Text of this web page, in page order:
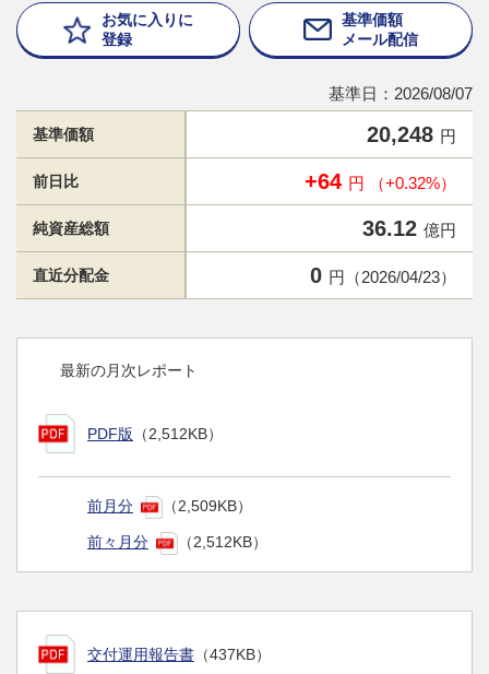
お気に入りに
登録
基準価額
メール配信
基準日：2026/08/07
基準価額 20,248 円
前日比 +64 円 （+0.32%）
純資産総額 36.12 億円
直近分配金 0 円（2026/04/23）
最新の月次レポート
PDF版 （2,512KB）
前月分 （2,509KB）
前々月分 （2,512KB）
交付運用報告書 （437KB）